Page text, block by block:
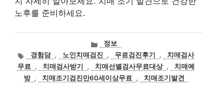
노후를 준비하세요.
카
테
고
리
정보
태
그
경험담 , 노인치매검진 , 무료검진후기 ,
치매검사
무료
, 치매검사받기 , 치매선별검사무료대상 ,
치매예
방 , 치매조기검진만60세이상무료 , 치매조기발견